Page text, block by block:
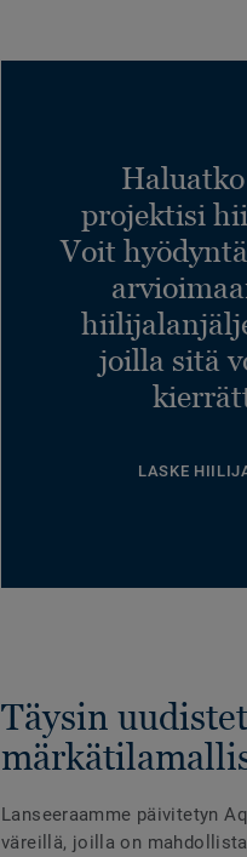
projektisi
Voit
joilla sitä
LASKE
Täysin
Lanseeraamme päivitetyn
väreillä, joilla on